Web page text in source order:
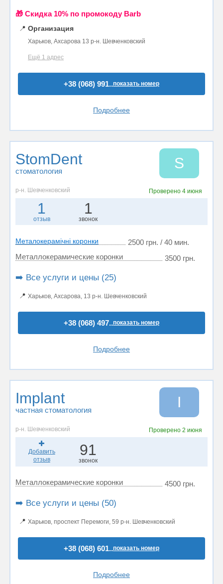
🎁 Cкидка 10% по промокоду Barb
📍 Организация
Харьков, Ахсарова 13 р-н. Шевченковский
Ещё 1 адрес
+38 (068) 991..показать номер
Подробнее
StomDent
стоматология S
р-н. Шевченковский Проверено4 июня
1
отзыв
1
звонок
Металокерамічні коронки
2500 грн. / 40 мин.
Металлокерамические коронки
3500 грн.
➡️ Все услуги и цены (25)
📍 Харьков, Ахсарова, 13 р-н. Шевченковский
+38 (068) 497..показать номер
Подробнее
Implant
частная стоматология I
р-н. Шевченковский Проверено2 июня
Добавить
отзыв
91
звонок
Металлокерамические коронки 4500 грн.
➡️ Все услуги и цены (50)
📍 Харьков, проспект Перемоги, 59 р-н. Шевченковский
+38 (068) 601..показать номер
Подробнее